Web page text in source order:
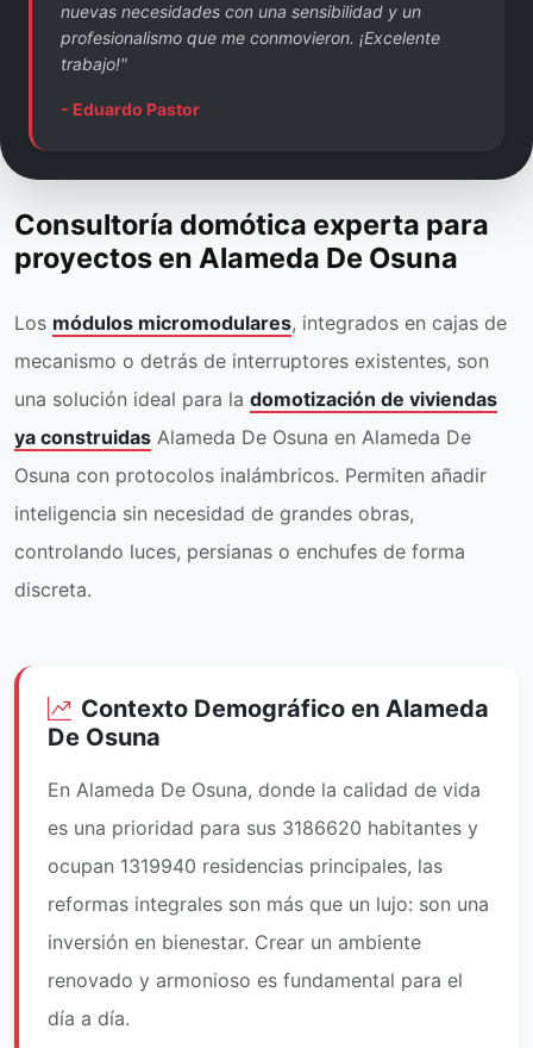
nuevas necesidades con una sensibilidad y un
profesionalismo que me conmovieron. ¡Excelente
trabajo!"
- Eduardo Pastor
Consultoría domótica experta para
proyectos en Alameda De Osuna
Los módulos micromodulares, integrados en cajas de
mecanismo o detrás de interruptores existentes, son
una solución ideal para la domotización de viviendas
ya construidas Alameda De Osuna en Alameda De
Osuna con protocolos inalámbricos. Permiten añadir
inteligencia sin necesidad de grandes obras,
controlando luces, persianas o enchufes de forma
discreta.
Contexto Demográfico en Alameda
De Osuna
En Alameda De Osuna, donde la calidad de vida
es una prioridad para sus 3186620 habitantes y
ocupan 1319940 residencias principales, las
reformas integrales son más que un lujo: son una
inversión en bienestar. Crear un ambiente
renovado y armonioso es fundamental para el
día a día.